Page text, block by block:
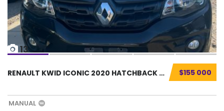
13
$155 000
RENAULT KWID ICONIC 2020 HATCHBACK SEMINUEVO...
MANUAL